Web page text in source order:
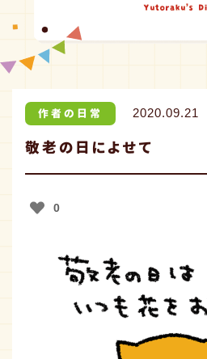
グッズ情
取扱店
作者の日常 2020.09.21
敬老の日によせて
0